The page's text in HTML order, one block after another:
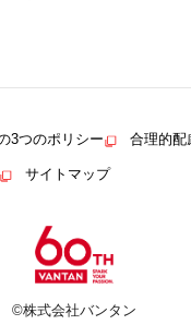
3つのポリシー 合理的配
サイトマップ
©株式会社バンタン